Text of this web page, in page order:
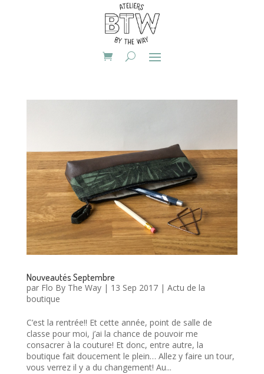
Nouveautés Septembre
par Flo By The Way| 13 Sep 2017| Actu de la
boutique
C’est la rentrée!! Et cette année, point de salle de
classe pour moi, j’ai la chance de pouvoir me
consacrer à la couture! Et donc, entre autre, la
boutique fait doucement le plein… Allez y faire un tour,
vous verrez il y a du changement! Au...